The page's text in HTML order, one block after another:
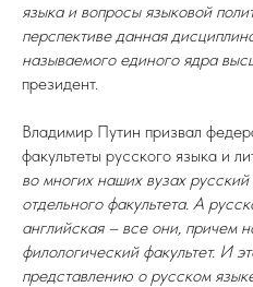
языка и вопросы языковой
перспективе данная
называемого единого ядра
президент.
Владимир Путин призвал
факультеты русского языка и
во многих наших вузах
отдельного факультета. А
английская – все они, причем
филологический факультет. И
представлению о русском